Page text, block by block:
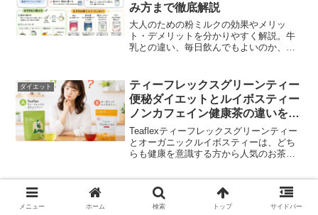
み方まで徹底解説
大人のための粉ミルクの効果やメリッ
ト・デメリットを分かりやすく解説。牛
乳との違い、毎日飲んでもよいのか、ダ
く紹介します。初めて購入を検討してい
る方にも役立つ完全ガイドです。
ダイエット
ティーフレックスグリーンティー
便秘ダイエットとルイボスティー
ノンカフェイン健康茶の違いを徹
底比較！
Teaflexティーフレックスグリーンティー
とオーガニックルイボスティーは、どち
らも健康を意識する方から人気のお茶で
いがあります。便秘対策やダイエットサ
ポートを重視するならティーフレックス
グリーンティー、...
健康・ヘルスケア
リカバリーウェアの効果はいつま
で続く？本当に疲労回復できるの
メニュー ホーム 検索 トップ サイドバー